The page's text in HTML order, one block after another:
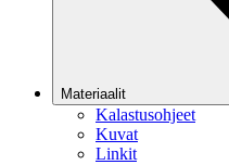
Materiaalit
Kalastusohjeet
Kuvat
Linkit